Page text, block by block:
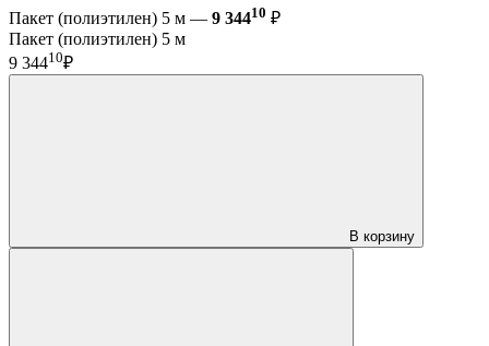
Пакет (полиэтилен) 5 м — 9 34410 ₽
Пакет (полиэтилен) 5 м
9 34410₽
В корзину